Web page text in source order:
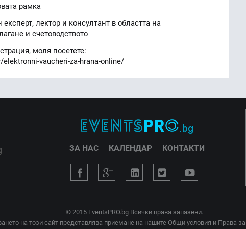
рамка
лектор и консултант в областта на
и счетоводството
моля посетете:
vaucheri-za-hrana-online/
ЗА НАС КАЛЕНДАР КОНТАКТИ
© 2015 EventsPRO.bg Всички права запазени.
на този сайт представлява приемане на нашитеОбщи условия и Права